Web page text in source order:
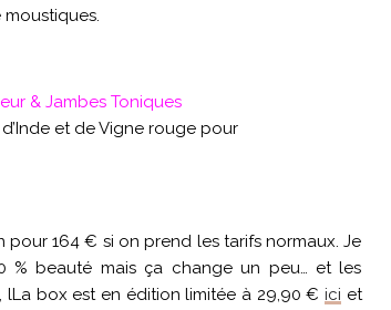
& Jambes Toniques
et de Vigne rouge pour
pour 164 € si on prend les tarifs normaux. Je
% beauté mais ça change un peu… et les
lLa box est en édition limitée à 29,90 € ici et